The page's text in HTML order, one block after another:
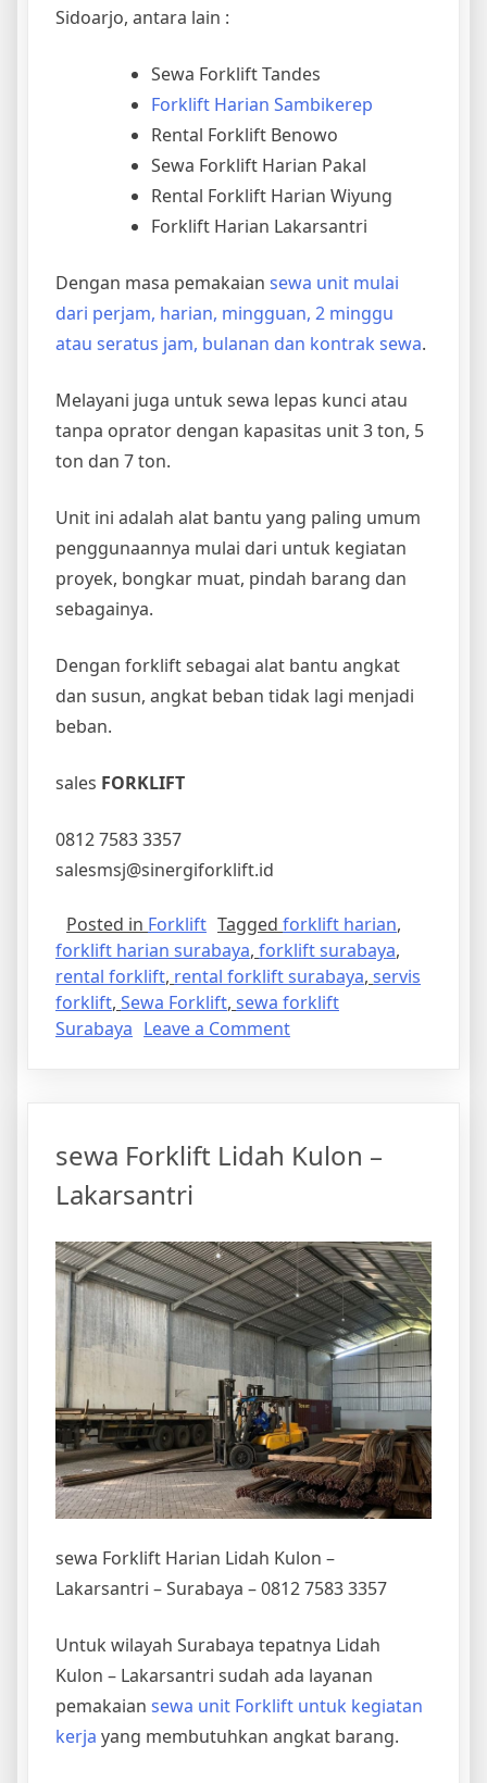
Sidoarjo, antara lain :
Sewa Forklift Tandes
Forklift Harian Sambikerep
Rental Forklift Benowo
Sewa Forklift Harian Pakal
Rental Forklift Harian Wiyung
Forklift Harian Lakarsantri
Dengan masa pemakaian sewa unit mulai
dari perjam, harian, mingguan, 2 minggu
atau seratus jam, bulanan dan kontrak sewa.
Melayani juga untuk sewa lepas kunci atau
tanpa oprator dengan kapasitas unit 3 ton, 5
ton dan 7 ton.
Unit ini adalah alat bantu yang paling umum
penggunaannya mulai dari untuk kegiatan
proyek, bongkar muat, pindah barang dan
sebagainya.
Dengan forklift sebagai alat bantu angkat
dan susun, angkat beban tidak lagi menjadi
beban.
sales FORKLIFT
0812 7583 3357
salesmsj@sinergiforklift.id
Posted in Forklift Tagged forklift harian,
forklift harian surabaya, forklift surabaya,
rental forklift, rental forklift surabaya, servis
forklift, Sewa Forklift, sewa forklift
Surabaya Leave a Commenton
sewa Forklift Lidah Kulon –
Lakarsantri
sewa Forklift Harian Lidah Kulon –
Lakarsantri – Surabaya – 0812 7583 3357
Untuk wilayah Surabaya tepatnya Lidah
Kulon – Lakarsantri sudah ada layanan
pemakaian sewa unit Forklift untuk kegiatan
kerja yang membutuhkan angkat barang.